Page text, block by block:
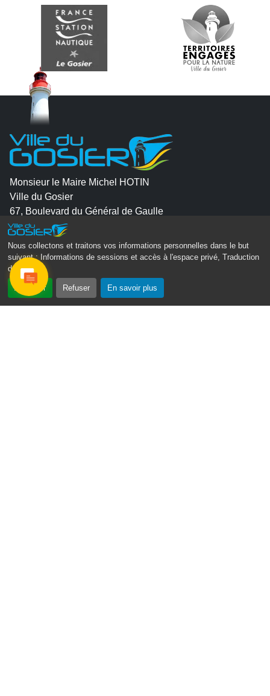
Nous collectons et traitons vos informations personnelles dans le but
suivant :
Informations de sessions et accès à l'espace privé, Traduction
des pages .
Accepter Refuser En savoir plus
Monsieur le Maire Michel HOTIN
Ville du Gosier
67, Boulevard du Général de Gaulle
97190 Le Gosier
Tél. 05 90 84 86 86
Envoyer un email
Contacter la P.R.A.D.A
Contactez le délégué à la protection des données